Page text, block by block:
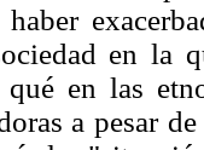
en la
en las
a pesar